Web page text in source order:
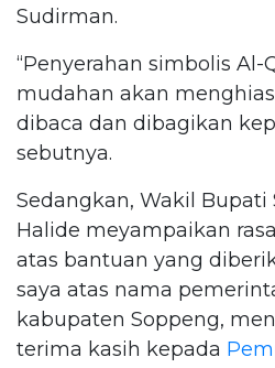
Sudirman.
“Penyerahan simbolis
mudahan akan
dibaca dan dibagikan
sebutnya.
Sedangkan, Wakil Bupati
Halide meyampaikan
atas bantuan yang
saya atas nama
kabupaten Soppeng,
terima kasih kepada